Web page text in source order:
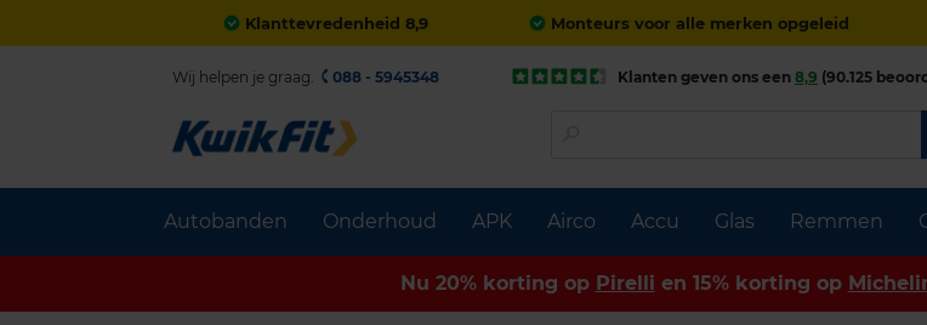
Klanttevredenheid 8,9 Monteurs voor alle merken opgeleid
Autobanden Onderhoud APK Airco Accu Glas Remmen
Wij helpen je graag. 088 - 5945348 Klanten geven ons een 8,9 (90.125
Nu 20% korting op Pirelli en 15% korting op